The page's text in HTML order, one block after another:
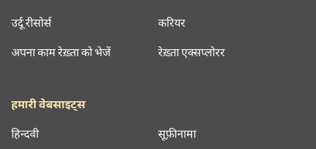
उर्दू रीसोर्स
अपना काम रेख़्ता को भेजें
करियर
रेख़्ता एक्सप्लोरर
हमारी वेबसाइट्स
हिन्दवी सूफ़ीनामा